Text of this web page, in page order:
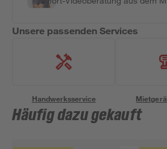
Unsere passenden Services
Handwerksservice
Häufig dazu gekauft